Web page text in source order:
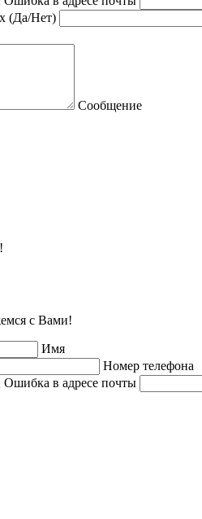
(Да/Нет)
Сообщение
с Вами!
Имя
Номер телефона
Ошибка в адресе почты